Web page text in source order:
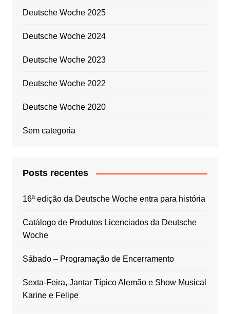
Deutsche Woche 2025
Deutsche Woche 2024
Deutsche Woche 2023
Deutsche Woche 2022
Deutsche Woche 2020
Sem categoria
Posts recentes
16ª edição da Deutsche Woche entra para história
Catálogo de Produtos Licenciados da Deutsche
Woche
Sábado – Programação de Encerramento
Sexta-Feira, Jantar Típico Alemão e Show Musical
Karine e Felipe